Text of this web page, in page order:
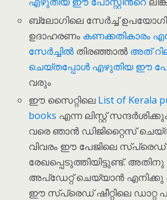
ബ്ലോഗിലെ സേർച്ച്
ഉദാഹരണം കണക്കതികാരം
സേർച്ചിൽ തിരഞ്ഞാൽ അത്
ചെയ്തപ്പോൾ എഴുതിയ ഈ
വരും
ഈ സൈറ്റിലെ List of Kerala
books എന്ന ലിസ്റ്റ്
വരെ ഞാൻ ഡിജിറ്റൈസ്
വിവരം ഈ പേജിലെ സ്പ്രെഡ്
രേഖപ്പെടുത്തിയിട്ടുണ്ട്.
അപ്‌ഡേറ്റ് ചെയ്യാൻ എനിക്കു
ഈ സ്പ്രെഡ് ഷീറ്റിലെ ഡാറ്റ